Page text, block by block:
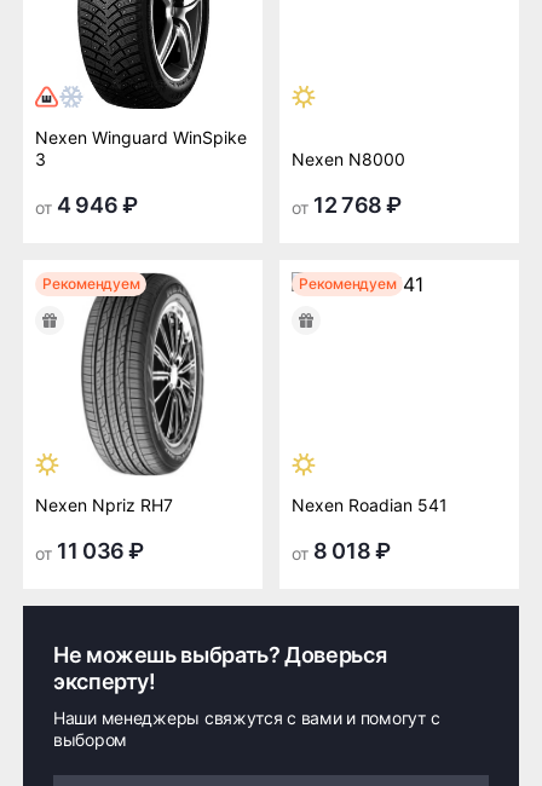
Nexen Winguard WinSpike
3
от 4 946 ₽
Nexen N8000
от 12 768 ₽
Рекомендуем
Nexen Npriz RH7
от 11 036 ₽
Рекомендуем
Nexen Roadian 541
от 8 018 ₽
Не можешь выбрать? Доверься
эксперту!
Наши менеджеры свяжутся с вами и помогут с
выбором